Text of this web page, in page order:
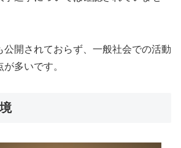
公開されておらず、一般社会での活動
多いです。